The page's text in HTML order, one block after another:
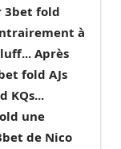
3bet fold
à
Après
fold AJs
KQs...
une
de Nico